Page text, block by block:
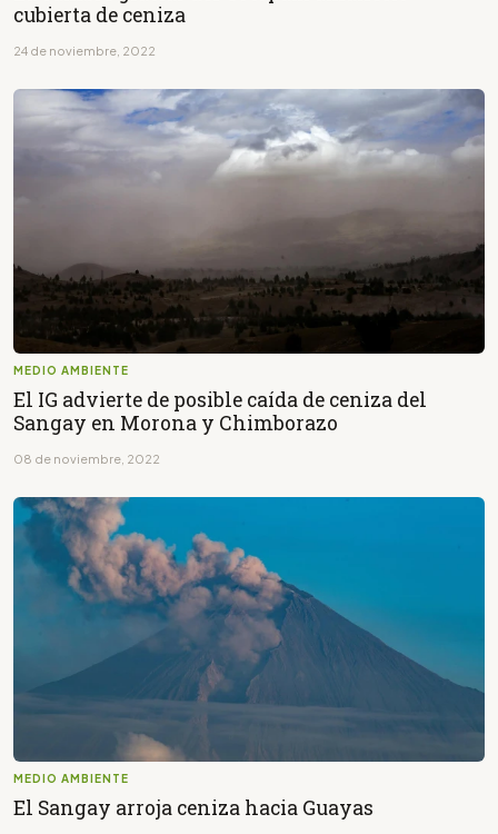
cubierta de ceniza
24 de noviembre, 2022
MEDIO AMBIENTE
El IG advierte de posible caída de ceniza del
Sangay en Morona y Chimborazo
08 de noviembre, 2022
MEDIO AMBIENTE
El Sangay arroja ceniza hacia Guayas